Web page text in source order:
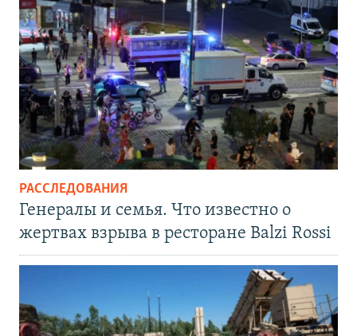
РАССЛЕДОВАНИЯ
Генералы и семья. Что известно о
жертвах взрыва в ресторане Balzi Rossi